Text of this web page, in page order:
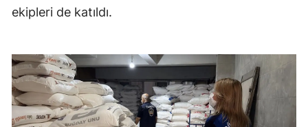
ekipleri de katıldı.